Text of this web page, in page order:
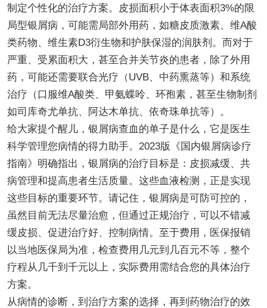
制定个性化的治疗方案。皮损面积小于体表面积3%的限
局型银屑病，可能需局部外用药，如糖皮质激素、维A酸
类药物、维生素D3衍生物和护肤保湿的润肤剂。而对于
严重、受累面积大，甚至合并关节炎的患者，除了外用
药，可能还需要联合光疗（UVB、中药熏蒸等）和系统
治疗（口服维A酸类、甲氨蝶呤、环孢素，甚至生物制剂
如司库奇尤单抗、阿达木单抗、依奇珠单抗等）。
给大家提个醒儿，银屑病查血的单子是什么，它是医生
科学管理您病情的得力助手。2023版《国内银屑病诊疗
指南》明确指出，银屑病的治疗目标是：皮损减缓、共
病管理和提高患者生活质量。这些血液检测，正是实现
这些目标的重要环节。请记住，银屑病是可防可控的，
虽然目前无法尽量治愈，但通过正规治疗，可以不错减
缓皮损、促进治疗好、控制病情。至于费用，医保报销
以当地医保局为准，检查费用几元到几百元不等，整个
疗程从几千到千元以上，实际费用需结合您的具体治疗
方案。
从病情的诊断，到治疗方案的选择，再到药物治疗的效